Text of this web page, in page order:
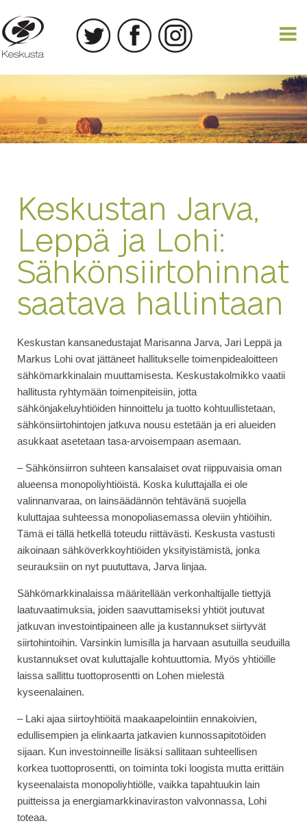
Keskustan Jarva,
Leppä ja Lohi:
Sähkönsiirtohinnat
saatava hallintaan
Keskustan kansanedustajat Marisanna Jarva, Jari Leppä ja
Markus Lohi ovat jättäneet hallitukselle toimenpidealoitteen
sähkömarkkinalain muuttamisesta. Keskustakolmikko vaatii
hallitusta ryhtymään toimenpiteisiin, jotta
sähkönjakeluyhtiöiden hinnoittelu ja tuotto kohtuullistetaan,
sähkönsiirtohintojen jatkuva nousu estetään ja eri alueiden
asukkaat asetetaan tasa-arvoisempaan asemaan.
– Sähkönsiirron suhteen kansalaiset ovat riippuvaisia oman
alueensa monopoliyhtiöistä. Koska kuluttajalla ei ole
valinnanvaraa, on lainsäädännön tehtävänä suojella
kuluttajaa suhteessa monopoliasemassa oleviin yhtiöihin.
Tämä ei tällä hetkellä toteudu riittävästi. Keskusta vastusti
aikoinaan sähköverkkoyhtiöiden yksityistämistä, jonka
seurauksiin on nyt puututtava, Jarva linjaa.
Sähkömarkkinalaissa määritellään verkonhaltijalle tiettyjä
laatuvaatimuksia, joiden saavuttamiseksi yhtiöt joutuvat
jatkuvan investointipaineen alle ja kustannukset siirtyvät
siirtohintoihin. Varsinkin lumisilla ja harvaan asutuilla seuduilla
kustannukset ovat kuluttajalle kohtuuttomia. Myös yhtiöille
laissa sallittu tuottoprosentti on Lohen mielestä
kyseenalainen.
– Laki ajaa siirtoyhtiöitä maakaapelointiin ennakoivien,
edullisempien ja elinkaarta jatkavien kunnossapitotöiden
sijaan. Kun investoinneille lisäksi sallitaan suhteellisen
korkea tuottoprosentti, on toiminta toki loogista mutta erittäin
kyseenalaista monopoliyhtiölle, vaikka tapahtuukin lain
puitteissa ja energiamarkkinaviraston valvonnassa, Lohi
toteaa.